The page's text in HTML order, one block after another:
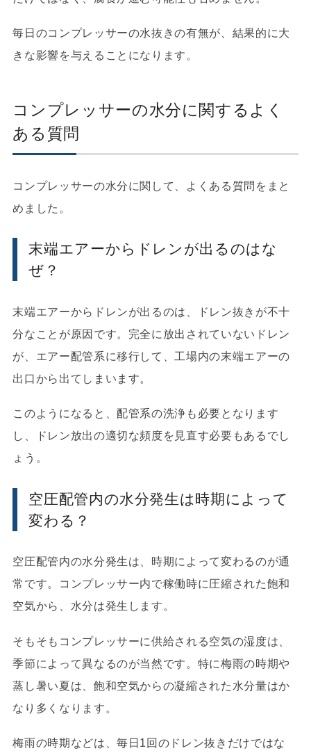
毎日のコンプレッサーの水抜きの有無が、結果的に大
きな影響を与えることになります。
コンプレッサーの水分に関するよく
ある質問
コンプレッサーの水分に関して、よくある質問をまと
めました。
末端エアーからドレンが出るのはな
ぜ？
末端エアーからドレンが出るのは、ドレン抜きが不十
分なことが原因です。完全に放出されていないドレン
が、エアー配管系に移行して、工場内の末端エアーの
出口から出てしまいます。
このようになると、配管系の洗浄も必要となります
し、ドレン放出の適切な頻度を見直す必要もあるでし
ょう。
空圧配管内の水分発生は時期によって
変わる？
空圧配管内の水分発生は、時期によって変わるのが通
常です。コンプレッサー内で稼働時に圧縮された飽和
空気から、水分は発生します。
そもそもコンプレッサーに供給される空気の湿度は、
季節によって異なるのが当然です。特に梅雨の時期や
蒸し暑い夏は、飽和空気からの凝縮された水分量はか
なり多くなります。
梅雨の時期などは、毎日1回のドレン抜きだけではな